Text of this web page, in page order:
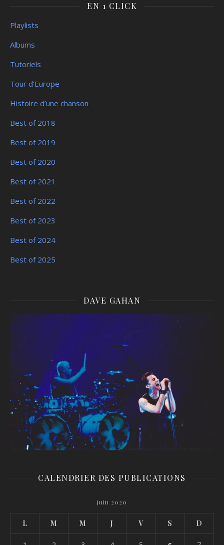
EN 1 CLICK
Playlists
Albums
Tutoriels
Tour d’Europe
Histoire d’une chanson
Best of 2018
Best of 2019
Best of 2020
Best of 2021
Best of 2022
Best of 2023
Best of 2024
Best of 2025
DAVE GAHAN
CALENDRIER DES PUBLICATIONS
juin 2020
L M M J V S D